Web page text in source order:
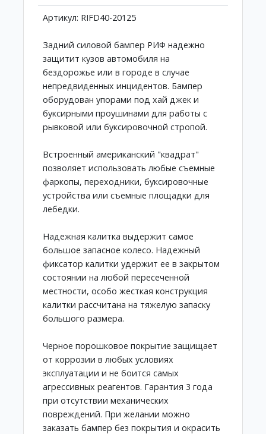
Артикул: RIFD40-20125
Задний силовой бампер РИФ надежно
защитит кузов автомобиля на
бездорожье или в городе в случае
непредвиденных инцидентов. Бампер
оборудован упорами под хай джек и
буксирными проушинами для работы с
рывковой или буксировочной стропой.
Встроенный американский "квадрат"
позволяет использовать любые съемные
фаркопы, переходники, буксировочные
устройства или съемные площадки для
лебедки.
Надежная калитка выдержит самое
большое запасное колесо. Надежный
фиксатор калитки удержит ее в закрытом
состоянии на любой пересеченной
местности, особо жесткая конструкция
калитки рассчитана на тяжелую запаску
большого размера.
Черное порошковое покрытие защищает
от коррозии в любых условиях
эксплуатации и не боится самых
агрессивных реагентов. Гарантия 3 года
при отсутствии механических
повреждений. При желании можно
заказать бампер без покрытия и окрасить